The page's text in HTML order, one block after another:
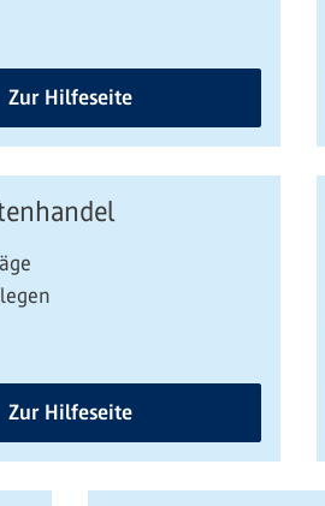
Zur Hilfeseite
Zur Hilfeseite